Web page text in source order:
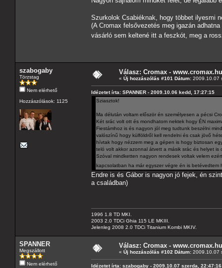
Szurkolok Csabiéknak, hogy többet ilyesmi
(A Cromax felsővezetés meg igazán
vásárló sem keltené itt a feszkót, meg a
szabogaby
Törzstag
Nem elérhető
Hozzászólások: 1125
Válasz: Cromax - www.cromax.hu
« Új hozzászólás #101 Dátum: 2009.10.07
Idézetet írta: SPANNER - 2009.10.06 kedd, 17:27:15
Sziasztok!
Ma délután voltam először én személyesen a pécsi
Két srác volt ott és mondhatom nektek hogy ÉN
Fiestámhoz is és nagyon jól meg tudtunk beszélni
valószínű hogy külföldről kell rendelni és csak jövő
hívtak hogy nézzem meg a gépen is hogy biztosan
teló volt akkor azonnal átvett a másik srác és helyet
Szóval mindketten nagyon rendesek voltak velem
kapcsolatban ha már egyszer végre én is
Endre is és Gábor is nagyon jó fejek, én
a családban)
1996 1.8 TD MKI.
2003 2.0 TDCi Ghia 115 LE MKIII.
Jelenleg 2008 2.0 TDCi Titanium Kombi MKIV.
SPANNER
Megszállott
Nem elérhető
Válasz: Cromax - www.cromax.hu
« Új hozzászólás #102 Dátum: 2009.10.07
Idézetet írta: szabogaby - 2009.10.07 szerda, 22:47:16